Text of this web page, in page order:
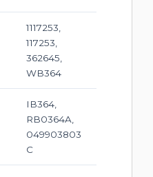
1117253,
117253,
362645,
WB364
IB364,
RB0364A,
049903803
C